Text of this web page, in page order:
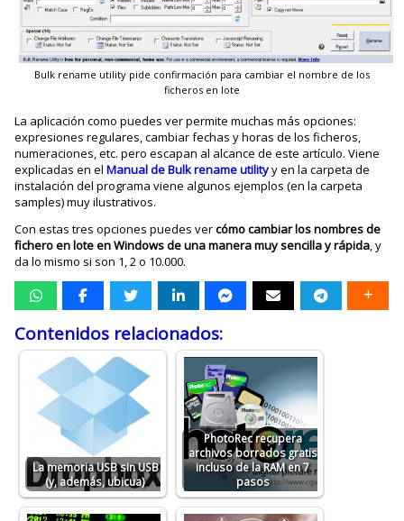
Bulk rename utility pide confirmación para cambiar el nombre de los
ficheros en lote
La aplicación como puedes ver permite muchas más opciones:
expresiones regulares, cambiar fechas y horas de los ficheros,
numeraciones, etc. pero escapan al alcance de este artículo. Viene
explicadas en elManual de Bulk rename utilityy en la carpeta de
instalación del programa viene algunos ejemplos (en la carpeta
samples) muy ilustrativos.
Con estas tres opciones puedes vercómo cambiar los nombres de
fichero en lote en Windows de una manera muy sencilla y rápida, y
da lo mismo si son 1, 2 o 10.000.
Contenidos relacionados:
La memoria USB sin USB
(y, además, ubicua)
PhotoRec recupera
archivos borrados gratis
incluso de la RAM en 7
pasos